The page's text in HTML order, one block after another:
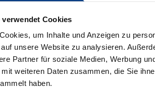
verwendet Cookies
um Inhalte und Anzeigen zu
unsere Website zu analysieren.
Partner für soziale Medien, Werbung
weiteren Daten zusammen, die Sie
haben.
Architektur« im strengen Sinne
an italienischen Vorbildern,